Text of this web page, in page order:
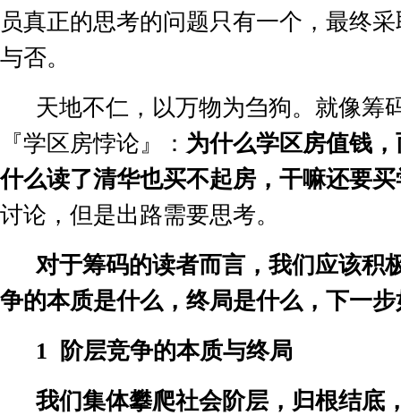
员真正的思考的问题只有一个，最终
与否。
天地不仁，以万物为刍狗。就像筹
『学区房悖论』： 为什么学区房值钱
什么读了清华也买不起房，干嘛还要
讨论，但是出路需要思考。
对于筹码的读者而言，我们应该积
争的本质是什么，终局是什么，下一
1
阶层竞争的本质与终局
我们集体攀爬社会阶层，归根结底